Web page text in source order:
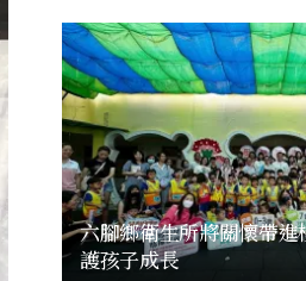
六腳鄉衛生所將關懷帶
護孩子成長